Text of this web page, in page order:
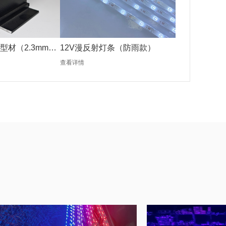
材（2.3mm黑 12V漫反射灯条（防雨款）
查看详情